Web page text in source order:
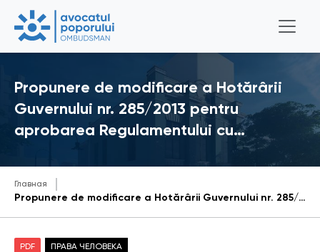
Propunere de modificare a Hotărârii
Guvernului nr. 285/2013 pentru
aprobarea Regulamentului cu…
Главная
Propunere de modificare a Hotărârii Guvernului nr. 285/2013 pentru aprobarea Regulamentului cu privire la modul de calculare a mărimii minimului de existenţă, cu includerea unor prevederi referitoare la modul de calculare a minimului de existenţă pentru persoane și copii cu necesități speciale.
PDF ПРАВА ЧЕЛОВЕКА